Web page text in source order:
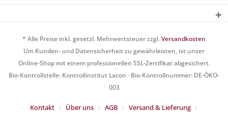
* Alle Preise inkl. gesetzl. Mehrwertsteuer zzgl.Versandkosten
Um Kunden- und Datensicherheit zu gewährleisten, ist unser
Online-Shop mit einem professionellen SSL-Zertifikat abgesichert.
Bio-Kontrollstelle: Kontrollinstitut Lacon · Bio-Kontrollnummer: DE-ÖKO-
003
Kontakt Über uns AGB
Versand & Lieferung